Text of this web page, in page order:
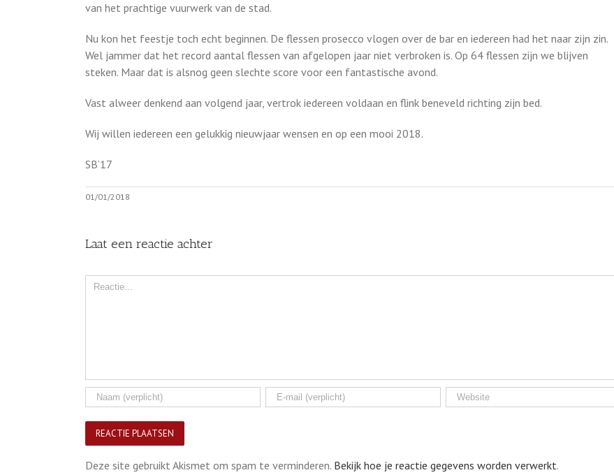
van het prachtige vuurwerk van de stad.
Nu kon het feestje toch echt beginnen. De flessen prosecco vlogen over de bar en iedereen had het naar zijn zin.
Wel jammer dat het record aantal flessen van afgelopen jaar niet verbroken is. Op 64 flessen zijn we blijven
steken. Maar dat is alsnog geen slechte score voor een fantastische avond.
Vast alweer denkend aan volgend jaar, vertrok iedereen voldaan en flink beneveld richting zijn bed.
Wij willen iedereen een gelukkig nieuwjaar wensen en op een mooi 2018.
SB’17
01/01/2018
Laat een reactie achter
Comment
Deze site gebruikt Akismet om spam te verminderen. Bekijk hoe je reactie gegevens worden verwerkt.